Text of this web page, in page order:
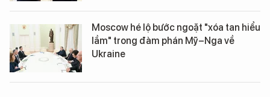
Moscow hé lộ bước ngoặt "xóa tan hiểu
lầm" trong đàm phán Mỹ–Nga về
Ukraine